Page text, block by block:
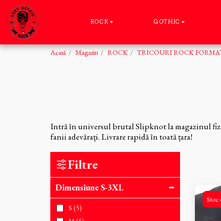
ROCK GOTHIC
Acasă Magazin ROCK TRICOURI ROCK
Intră în universul brutal Slipknot la magazinul
fanii adevărați. Livrare rapidă în toată țara!
Filtre
Dimensiune S-3XL
S (5)
Stoc